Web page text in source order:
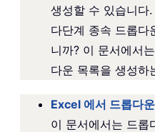
생성할 수 있습니다
다단계 종속 드롭다
니까? 이 문서에서
다운 목록을 생성하
Excel 에서 드롭다
이 문서에서는 드롭